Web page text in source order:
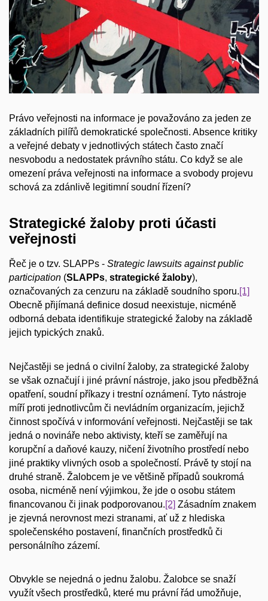
Právo veřejnosti na informace je považováno za jeden ze
základních pilířů demokratické společnosti. Absence kritiky
a veřejné debaty v jednotlivých státech často značí
nesvobodu a nedostatek právního státu. Co když se ale
omezení práva veřejnosti na informace a svobody projevu
schová za zdánlivě legitimní soudní řízení?
Strategické žaloby proti účasti
veřejnosti
Řeč je o tzv. SLAPPs - Strategic lawsuits against public
participation (SLAPPs, strategické žaloby),
označovaných za cenzuru na základě soudního sporu.[1]
Obecně přijímaná definice dosud neexistuje, nicméně
odborná debata identifikuje strategické žaloby na základě
jejich typických znaků.
Nejčastěji se jedná o civilní žaloby, za strategické žaloby
se však označují i jiné právní nástroje, jako jsou předběžná
opatření, soudní příkazy i trestní oznámení. Tyto nástroje
míří proti jednotlivcům či nevládním organizacím, jejichž
činnost spočívá v informování veřejnosti. Nejčastěji se tak
jedná o novináře nebo aktivisty, kteří se zaměřují na
korupční a daňové kauzy, ničení životního prostředí nebo
jiné praktiky vlivných osob a společností. Právě ty stojí na
druhé straně. Žalobcem je ve většině případů soukromá
osoba, nicméně není výjimkou, že jde o osobu státem
financovanou či jinak podporovanou.[2] Zásadním znakem
je zjevná nerovnost mezi stranami, ať už z hlediska
společenského postavení, finančních prostředků či
personálního zázemí.
Obvykle se nejedná o jednu žalobu. Žalobce se snaží
využít všech prostředků, které mu právní řád umožňuje,